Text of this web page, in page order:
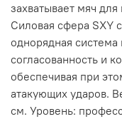
захватывает мяч
Силовая сфера SXY
однорядная система
согласованность и
обеспечивая при
атакующих ударов.
см. Уровень: